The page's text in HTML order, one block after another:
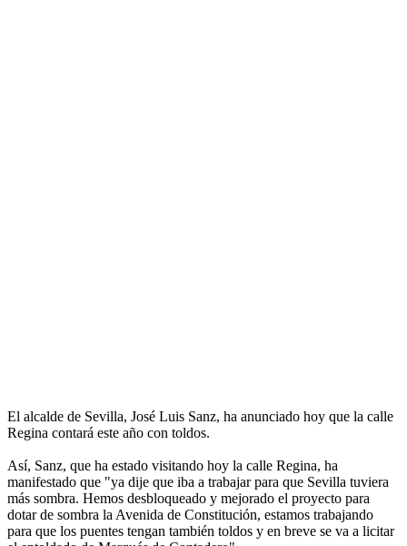
El alcalde de Sevilla, José Luis Sanz, ha anunciado hoy que la calle
Regina contará este año con toldos.
Así, Sanz, que ha estado visitando hoy la calle Regina, ha
manifestado que "ya dije que iba a trabajar para que Sevilla tuviera
más sombra. Hemos desbloqueado y mejorado el proyecto para
dotar de sombra la Avenida de Constitución, estamos trabajando
para que los puentes tengan también toldos y en breve se va a licitar